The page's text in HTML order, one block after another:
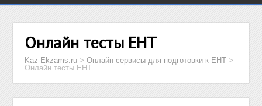
Онлайн тесты ЕНТ
Kaz-Ekzams.ru >Онлайн сервисы для подготовки к ЕНТ >
Онлайн тесты ЕНТ